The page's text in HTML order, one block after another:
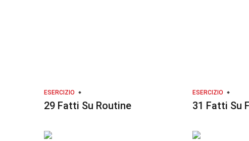
ESERCIZIO
29 Fatti Su Routine
ESERCIZIO
31 Fatti Su